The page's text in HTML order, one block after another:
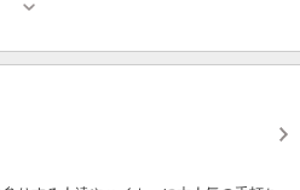
翌日）年末年始(12/28?1/4)